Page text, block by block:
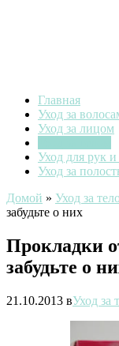
Главная
Уход за
Уход за лицом
Уход для рук и
Уход за
Домой » Уход за
забудьте о них
Прокладки
забудьте о
21.10.2013 вУход за